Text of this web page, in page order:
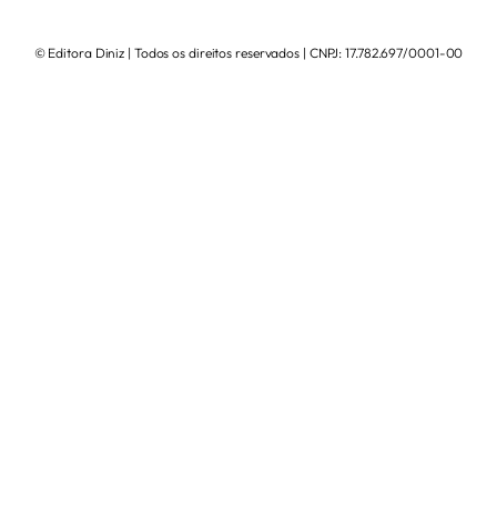
© Editora Diniz | Todos os direitos reservados | CNPJ: 17.782.697/0001-00